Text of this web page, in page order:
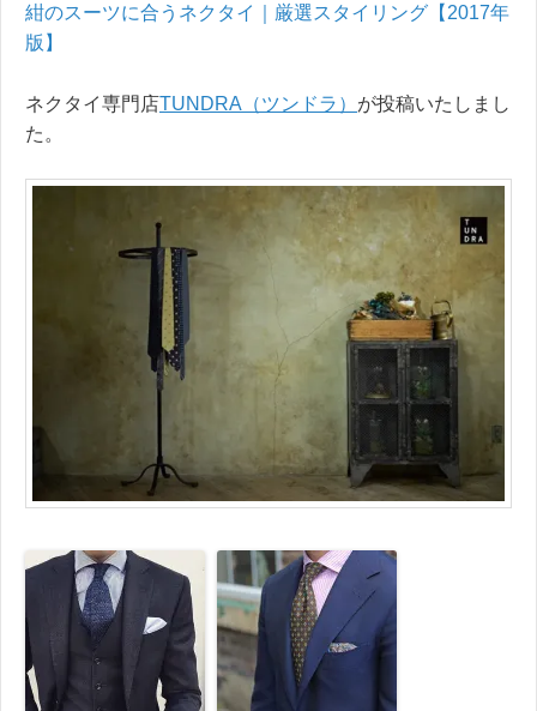
紺のスーツに合うネクタイ｜厳選スタイリング【2017年
版】
ネクタイ専門店TUNDRA（ツンドラ） が投稿いたしまし
た。